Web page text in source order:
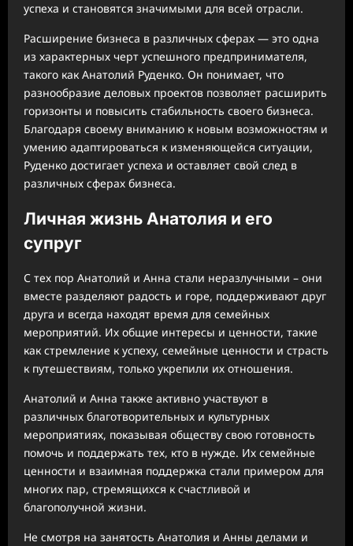
успеха и становятся значимыми для всей отрасли.
Расширение бизнеса в различных сферах — это одна
из характерных черт успешного предпринимателя,
такого как Анатолий Руденко. Он понимает, что
разнообразие деловых проектов позволяет расширить
горизонты и повысить стабильность своего бизнеса.
Благодаря своему вниманию к новым возможностям и
умению адаптироваться к изменяющейся ситуации,
Руденко достигает успеха и оставляет свой след в
различных сферах бизнеса.
Личная жизнь Анатолия и его
супруг
С тех пор Анатолий и Анна стали неразлучными – они
вместе разделяют радость и горе, поддерживают друг
друга и всегда находят время для семейных
мероприятий. Их общие интересы и ценности, такие
как стремление к успеху, семейные ценности и страсть
к путешествиям, только укрепили их отношения.
Анатолий и Анна также активно участвуют в
различных благотворительных и культурных
мероприятиях, показывая обществу свою готовность
помочь и поддержать тех, кто в нужде. Их семейные
ценности и взаимная поддержка стали примером для
многих пар, стремящихся к счастливой и
благополучной жизни.
Не смотря на занятость Анатолия и Анны делами и